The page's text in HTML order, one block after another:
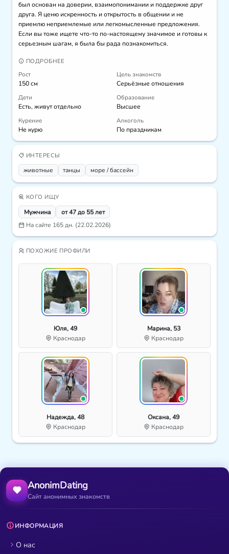
был основан на доверии, взаимопонимании и поддержке друг
друга. Я ценю искренность и открытость в общении и не
приемлю неприемлемые или легкомысленные предложения.
Если вы тоже ищете что-то по-настоящему значимое и готовы к
серьезным шагам, я была бы рада познакомиться.
ПОДРОБНЕЕ
Рост
150 см
Цель знакомств
Серьёзные отношения
Дети
Есть, живут отдельно
Образование
Высшее
Курение
Не курю
Алкоголь
По праздникам
ИНТЕРЕСЫ
животные танцы море / бассейн
КОГО ИЩУ
Мужчина
от 47 до 55 лет
На сайте 165 дн. (22.02.2026)
ПОХОЖИЕ ПРОФИЛИ
Юля, 49
Краснодар
Марина, 53
Краснодар
Надежда, 48
Краснодар
Оксана, 49
Краснодар
AnonimDating
Сайт анонимных знакомств
ИНФОРМАЦИЯ
О нас